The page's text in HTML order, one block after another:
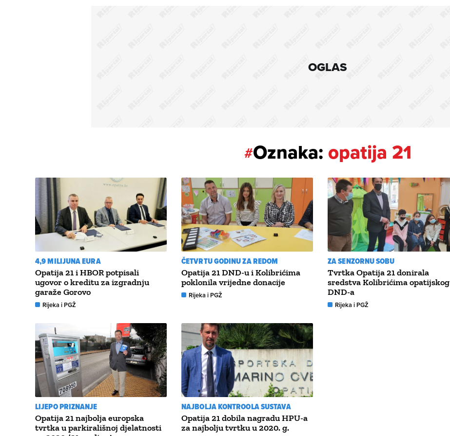
OGLAS
#Oznaka: opatija 21
4,9 MILIJUNA EURA
Opatija 21 i HBOR potpisali
ugovor o kreditu za izgradnju
garaže Gorovo
Rijeka i PGŽ
ČETVRTU GODINU ZA REDOM
Opatija 21 DND-u i Kolibrićima
poklonila vrijedne donacije
Rijeka i PGŽ
ZA SENZORNU SOBU
Tvrtka Opatija 21 donirala
sredstva Kolibrićima opatijskog
DND-a
Rijeka i PGŽ
LIJEPO PRIZNANJE
Opatija 21 najbolja europska
tvrtka u parkirališnoj djelatnosti
NAJBOLJA KONTROOLA SUSTAVA
Opatija 21 dobila nagradu HPU-a
za najbolju tvrtku u 2020. g.